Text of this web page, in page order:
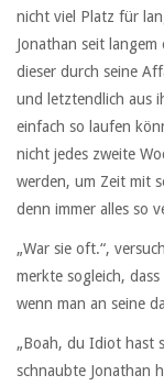
nicht viel Platz für
Jonathan seit
dieser durch seine
und letztendlich aus
einfach so laufen
nicht jedes zweite
werden, um Zeit mit
denn immer alles so
„War sie oft.“,
merkte sogleich,
wenn man an seine
„Boah, du Idiot hast
schnaubte Jonathan